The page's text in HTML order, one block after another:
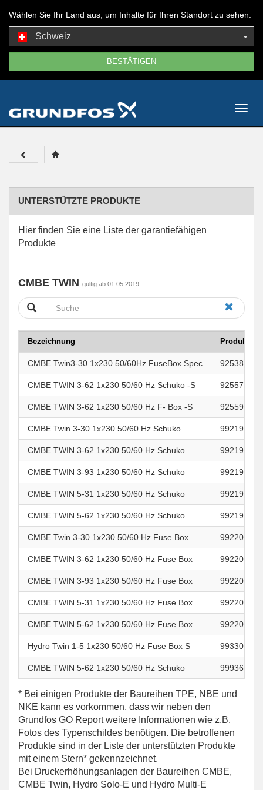
Wählen Sie Ihr Land aus, um Inhalte für Ihren Standort zu sehen:
Schweiz
UNTERSTÜTZTE PRODUKTE
Hier finden Sie eine Liste der garantiefähigen
Produkte
CMBE TWIN gültig ab 01.05.2019
Bezeichnung
CMBE Twin3-30 1x230 50/60Hz FuseBox Spec 92538360
CMBE TWIN 3-62 1x230 50/60 Hz Schuko -S 92557200
CMBE TWIN 3-62 1x230 50/60 Hz F- Box -S 92559943
CMBE Twin 3-30 1x230 50/60 Hz Schuko 99219419
CMBE TWIN 3-62 1x230 50/60 Hz Schuko 99219420
CMBE TWIN 3-93 1x230 50/60 Hz Schuko 99219421
CMBE TWIN 5-31 1x230 50/60 Hz Schuko 99219422
CMBE TWIN 5-62 1x230 50/60 Hz Schuko 99219423
CMBE Twin 3-30 1x230 50/60 Hz Fuse Box 99220843
CMBE TWIN 3-62 1x230 50/60 Hz Fuse Box 99220844
CMBE TWIN 3-93 1x230 50/60 Hz Fuse Box 99220845
CMBE TWIN 5-31 1x230 50/60 Hz Fuse Box 99220846
CMBE TWIN 5-62 1x230 50/60 Hz Fuse Box 99220847
Hydro Twin 1-5 1x230 50/60 Hz Fuse Box S 99330171
CMBE TWIN 5-62 1x230 50/60 Hz Schuko 99936128
* Bei einigen Produkte der Baureihen TPE, NBE und
NKE kann es vorkommen, dass wir neben den
Grundfos GO Report weitere Informationen wie z.B.
Fotos des Typenschildes benötigen. Die betroffenen
Produkte sind in der Liste der unterstützten Produkte
mit einem Stern* gekennzeichnet.
Bei Druckerhöhungsanlagen der Baureihen CMBE,
CMBE Twin, Hydro Solo-E und Hydro Multi-E